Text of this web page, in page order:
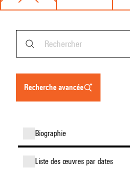
recherche avancée
biographie
liste des œuvres par dates